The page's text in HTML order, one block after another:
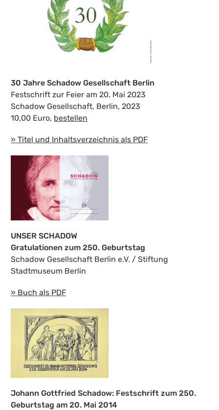
30 Jahre Schadow Gesellschaft Berlin
Festschrift zur Feier am 20. Mai 2023
Schadow Gesellschaft, Berlin, 2023
10,00 Euro, bestellen
» Titel und Inhaltsverzeichnis als PDF
UNSER SCHADOW
Gratulationen zum 250. Geburtstag
Schadow Gesellschaft Berlin e.V. / Stiftung
Stadtmuseum Berlin
» Buch als PDF
Johann Gottfried Schadow: Festschrift zum 250.
Geburtstag am 20. Mai 2014